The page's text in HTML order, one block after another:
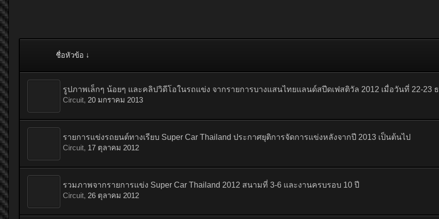
ชื่อหัวข้อ ↓
รูปภาพเล็กๆ น้อยๆ และคลิปวิดีโอในรถแข่ง จากรายการบางแสนไทยแลนด์สปีดเฟสติวัล 2012 เมื่อวันที่ 22-23 ธ
Circuit, 20 มกราคม 2013
รายการแข่งรถยนต์ทางเรียบ Super Car Thailand ประกาศยุติการจัดการแข่งหลังจากปี 2013 เป็นต้นไป
Circuit, 17 ตุลาคม 2012
รวมภาพจากรายการแข่ง Super Car Thailand 2012 สนามที่ 3-6 และงานครบรอบ 10 ปี
Circuit, 26 ตุลาคม 2012